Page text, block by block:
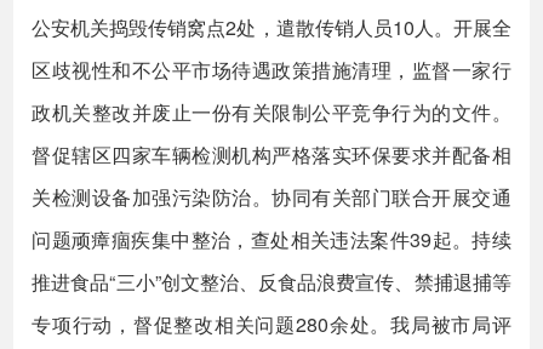
公安机关捣毁传销窝点2处，遣散传销人员10人。开展全
区歧视性和不公平市场待遇政策措施清理，监督一家行
政机关整改并废止一份有关限制公平竞争行为的文件。
督促辖区四家车辆检测机构严格落实环保要求并配备相
关检测设备加强污染防治。协同有关部门联合开展交通
问题顽瘴痼疾集中整治，查处相关违法案件39起。持续
推进食品“三小”创文整治、反食品浪费宣传、禁捕退捕等
专项行动，督促整改相关问题280余处。我局被市局评